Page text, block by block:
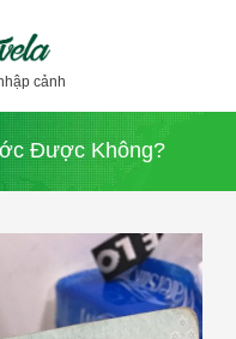
cảnh
Được Không?